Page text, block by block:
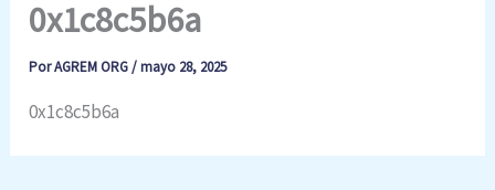
0x1c8c5b6a
PorAGREM ORG/mayo 28, 2025
0x1c8c5b6a